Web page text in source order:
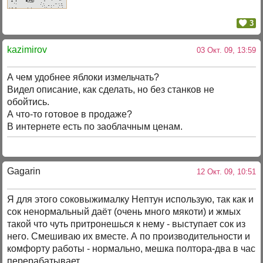
3
kazimirov 03 Окт. 09, 13:59
А чем удобнее яблоки измельчать?
Видел описание, как сделать, но без станков не
обойтись.
А что-то готовое в продаже?
В интернете есть по заоблачным ценам.
Gagarin 12 Окт. 09, 10:51
Я для этого соковыжималку Нептун использую, так как и
сок ненормальный даёт (очень много мякоти) и жмых
такой что чуть притронешься к нему - выступает сок из
него. Смешиваю их вместе. А по производительности и
комфорту работы - нормально, мешка полтора-два в час
перерабатывает.